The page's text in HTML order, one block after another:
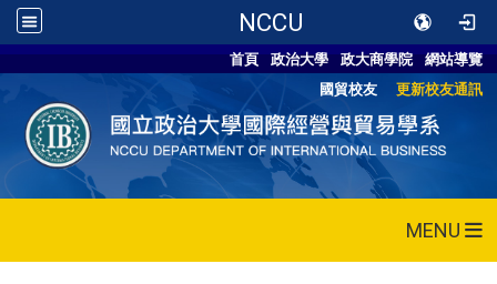
NCCU
首頁 政治大學 政大商學院
網站導覽
國貿校友
更新校友通訊
MENU